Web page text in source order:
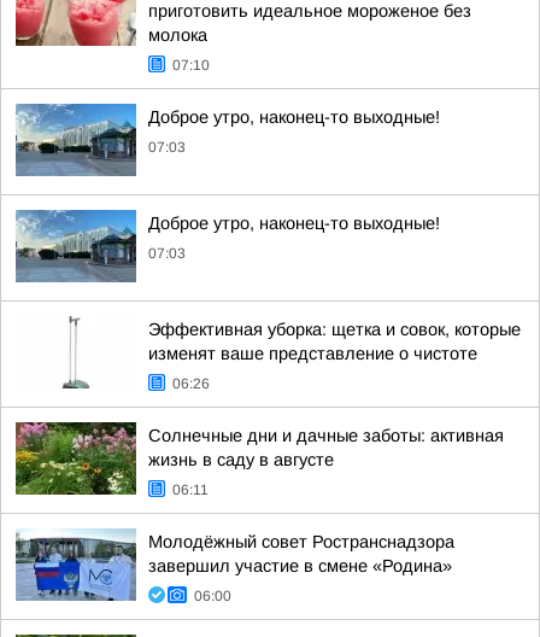
приготовить идеальное мороженое без
молока
07:10
Доброе утро, наконец-то выходные!
07:03
Доброе утро, наконец-то выходные!
07:03
Эффективная уборка: щетка и совок, которые
изменят ваше представление о чистоте
06:26
Солнечные дни и дачные заботы: активная
жизнь в саду в августе
06:11
Молодёжный совет Ространснадзора
завершил участие в смене «Родина»
06:00